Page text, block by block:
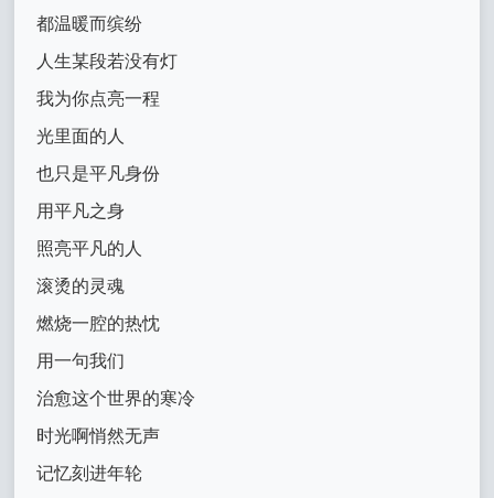
都温暖而缤纷
人生某段若没有灯
我为你点亮一程
光里面的人
也只是平凡身份
用平凡之身
照亮平凡的人
滚烫的灵魂
燃烧一腔的热忱
用一句我们
治愈这个世界的寒冷
时光啊悄然无声
记忆刻进年轮